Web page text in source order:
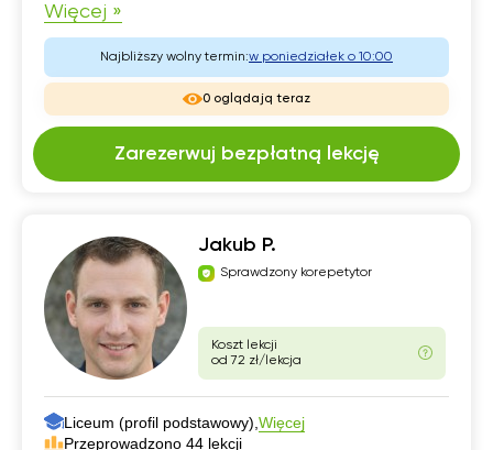
Więcej »
Najbliższy wolny termin:w poniedziałek o 10:00
0 oglądają teraz
Zarezerwuj bezpłatną lekcję
Jakub P.
Sprawdzony korepetytor
Koszt lekcji
od 72 zł/lekcja
Liceum (profil podstawowy), Więcej
Przeprowadzono 44 lekcji